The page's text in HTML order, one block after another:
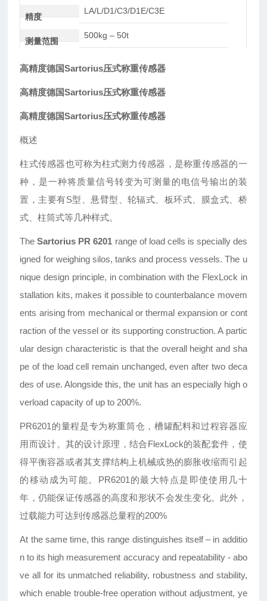
精度
LA/L/D1/C3/D1E/C3E
测量范围
500kg – 50t
高精度德国Sartorius压式称重传感器
高精度德国Sartorius压式称重传感器
高精度德国Sartorius压式称重传感器
概述
柱式传感器也可称为柱式测力传感器，是称重传感器的一
种，是一种将质量信号转变为可测量的电信号输出的装
置，主要有S型、悬臂型、轮辐式、板环式、膜盒式、桥
式、柱筒式等几种样式。
TheSartorius PR 6201 range of load cells is specially des
igned for weighing silos, tanks and process vessels. The u
nique design principle, in combination with the FlexLock in
stallation kits, makes it possible to counterbalance movem
ents arising from mechanical or thermal expansion or cont
raction of the vessel or its supporting construction. A partic
ular design characteristic is that the overall height and sha
pe of the load cell remain unchanged, even after two deca
des of use. Alongside this, the unit has an especially high o
verload capacity of up to 200%.
PR6201的量程是专为称重筒仓，槽罐配料和过程容器应
用而设计。其的设计原理，结合FlexLock的装配套件，使
得平衡容器或者其支撑结构上机械或热的膨胀收缩而引起
的移动成为可能。PR6201的最大特点是即使使用几十
年，仍能保证传感器的高度和形状不会发生变化。此外，
过载能力可达到传感器总量程的200%
At the same time, this range distinguishes itself–in additio
n to its high measurement accuracy and repeatability - abo
ve all for its unmatched reliability, robustness and stability,
which enable trouble-free operation without adjustment, ye